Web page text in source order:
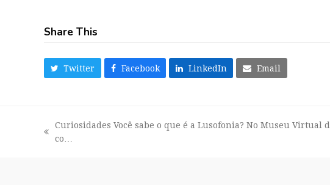
Share This
Twitter Facebook LinkedIn Email
previous
Curiosidades Você sabe o que é a Lusofonia? No Museu Virtual
co…